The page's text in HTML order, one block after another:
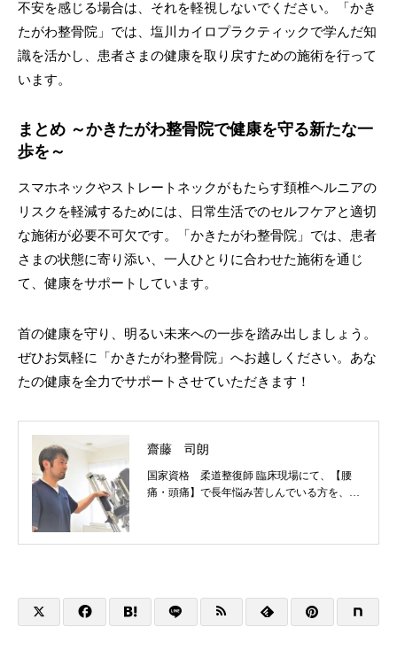
不安を感じる場合は、それを軽視しないでください。「かき
たがわ整骨院」では、塩川カイロプラクティックで学んだ知
識を活かし、患者さまの健康を取り戻すための施術を行って
います。
まとめ ～かきたがわ整骨院で健康を守る新たな一
歩を～
スマホネックやストレートネックがもたらす頚椎ヘルニアの
リスクを軽減するためには、日常生活でのセルフケアと適切
な施術が必要不可欠です。「かきたがわ整骨院」では、患者
さまの状態に寄り添い、一人ひとりに合わせた施術を通じ
て、健康をサポートしています。
首の健康を守り、明るい未来への一歩を踏み出しましょう。
ぜひお気軽に「かきたがわ整骨院」へお越しください。あな
たの健康を全力でサポートさせていただきます！
齋藤 司朗
国家資格 柔道整復師 臨床現場にて、【腰
痛・頭痛】で長年悩み苦しんでいる方を、数
着き、日々治療道を精進させていただいてお